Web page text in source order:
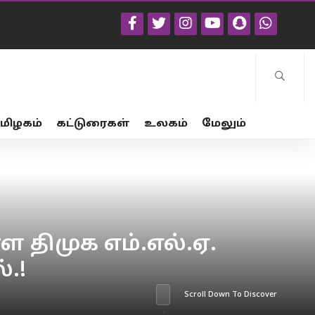
கட்டுரைகள் உலகம் மேலும்
திமுக எம்.எல்.ஏ.
Scroll Down To Discover